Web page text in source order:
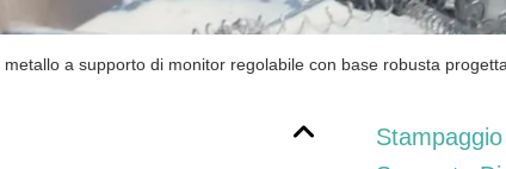
a supporto di monitor regolabile con base robusta